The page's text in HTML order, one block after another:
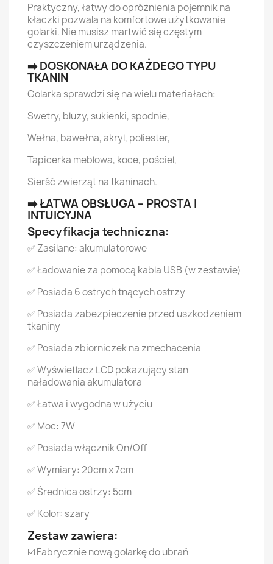
Praktyczny, łatwy do opróżnienia pojemnik na
kłaczki pozwala na komfortowe użytkowanie
golarki. Nie musisz martwić się częstym
czyszczeniem urządzenia.
➡️ DOSKONAŁA DO KAŻDEGO TYPU
TKANIN
Golarka sprawdzi się na wielu materiałach:
Swetry, bluzy, sukienki, spodnie,
Wełna, bawełna, akryl, poliester,
Tapicerka meblowa, koce, pościel,
Sierść zwierząt na tkaninach.
➡️ ŁATWA OBSŁUGA – PROSTA I
INTUICYJNA
Specyfikacja techniczna:
✅ Zasilane: akumulatorowe
✅ Ładowanie za pomocą kabla USB (w zestawie)
✅ Posiada 6 ostrych tnących ostrzy
✅ Posiada zabezpieczenie przed uszkodzeniem
tkaniny
✅ Posiada zbiorniczek na zmechacenia
✅ Wyświetlacz LCD pokazujący stan
naładowania akumulatora
✅ Łatwa i wygodna w użyciu
✅ Moc: 7W
✅ Posiada włącznik On/Off
✅ Wymiary: 20cm x 7cm
✅ Średnica ostrzy: 5cm
✅ Kolor: szary
Zestaw zawiera:
☑️ Fabrycznie nową golarkę do ubrań